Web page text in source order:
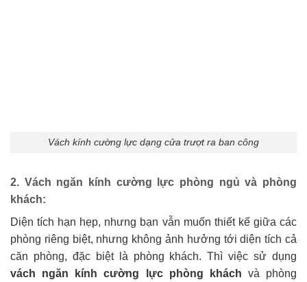
Vách kính cường lực dạng cửa trượt ra ban công
2. Vách ngăn kính cường lực phòng ngủ và phòng
khách:
Diện tích hạn hẹp, nhưng bạn vẫn muốn thiết kế giữa các
phòng riêng biệt, nhưng không ảnh hưởng tới diện tích cả
căn phòng, đặc biệt là phòng khách. Thì việc sử dụng
vách ngăn kính cường lực phòng khách và phòng